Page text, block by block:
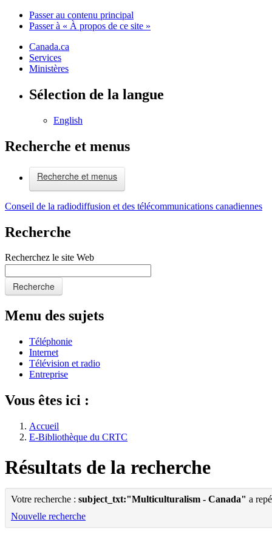
Passer au contenu principal
Passer à « À propos de ce site »
Canada.ca
Services
Ministères
Sélection de la langue
English
Recherche et menus
Recherche et menus
Conseil de la radiodiffusion et des télécommunications canadiennes
Recherche
Recherchez le site Web
Recherche
Menu des sujets
Téléphonie
Internet
Télévision et radio
Entreprise
Vous êtes ici :
Accueil
E-Bibliothèque du CRTC
Résultats de la recherche
Votre recherche : subject_txt:"Multiculturalism - Canada" a
Nouvelle recherche